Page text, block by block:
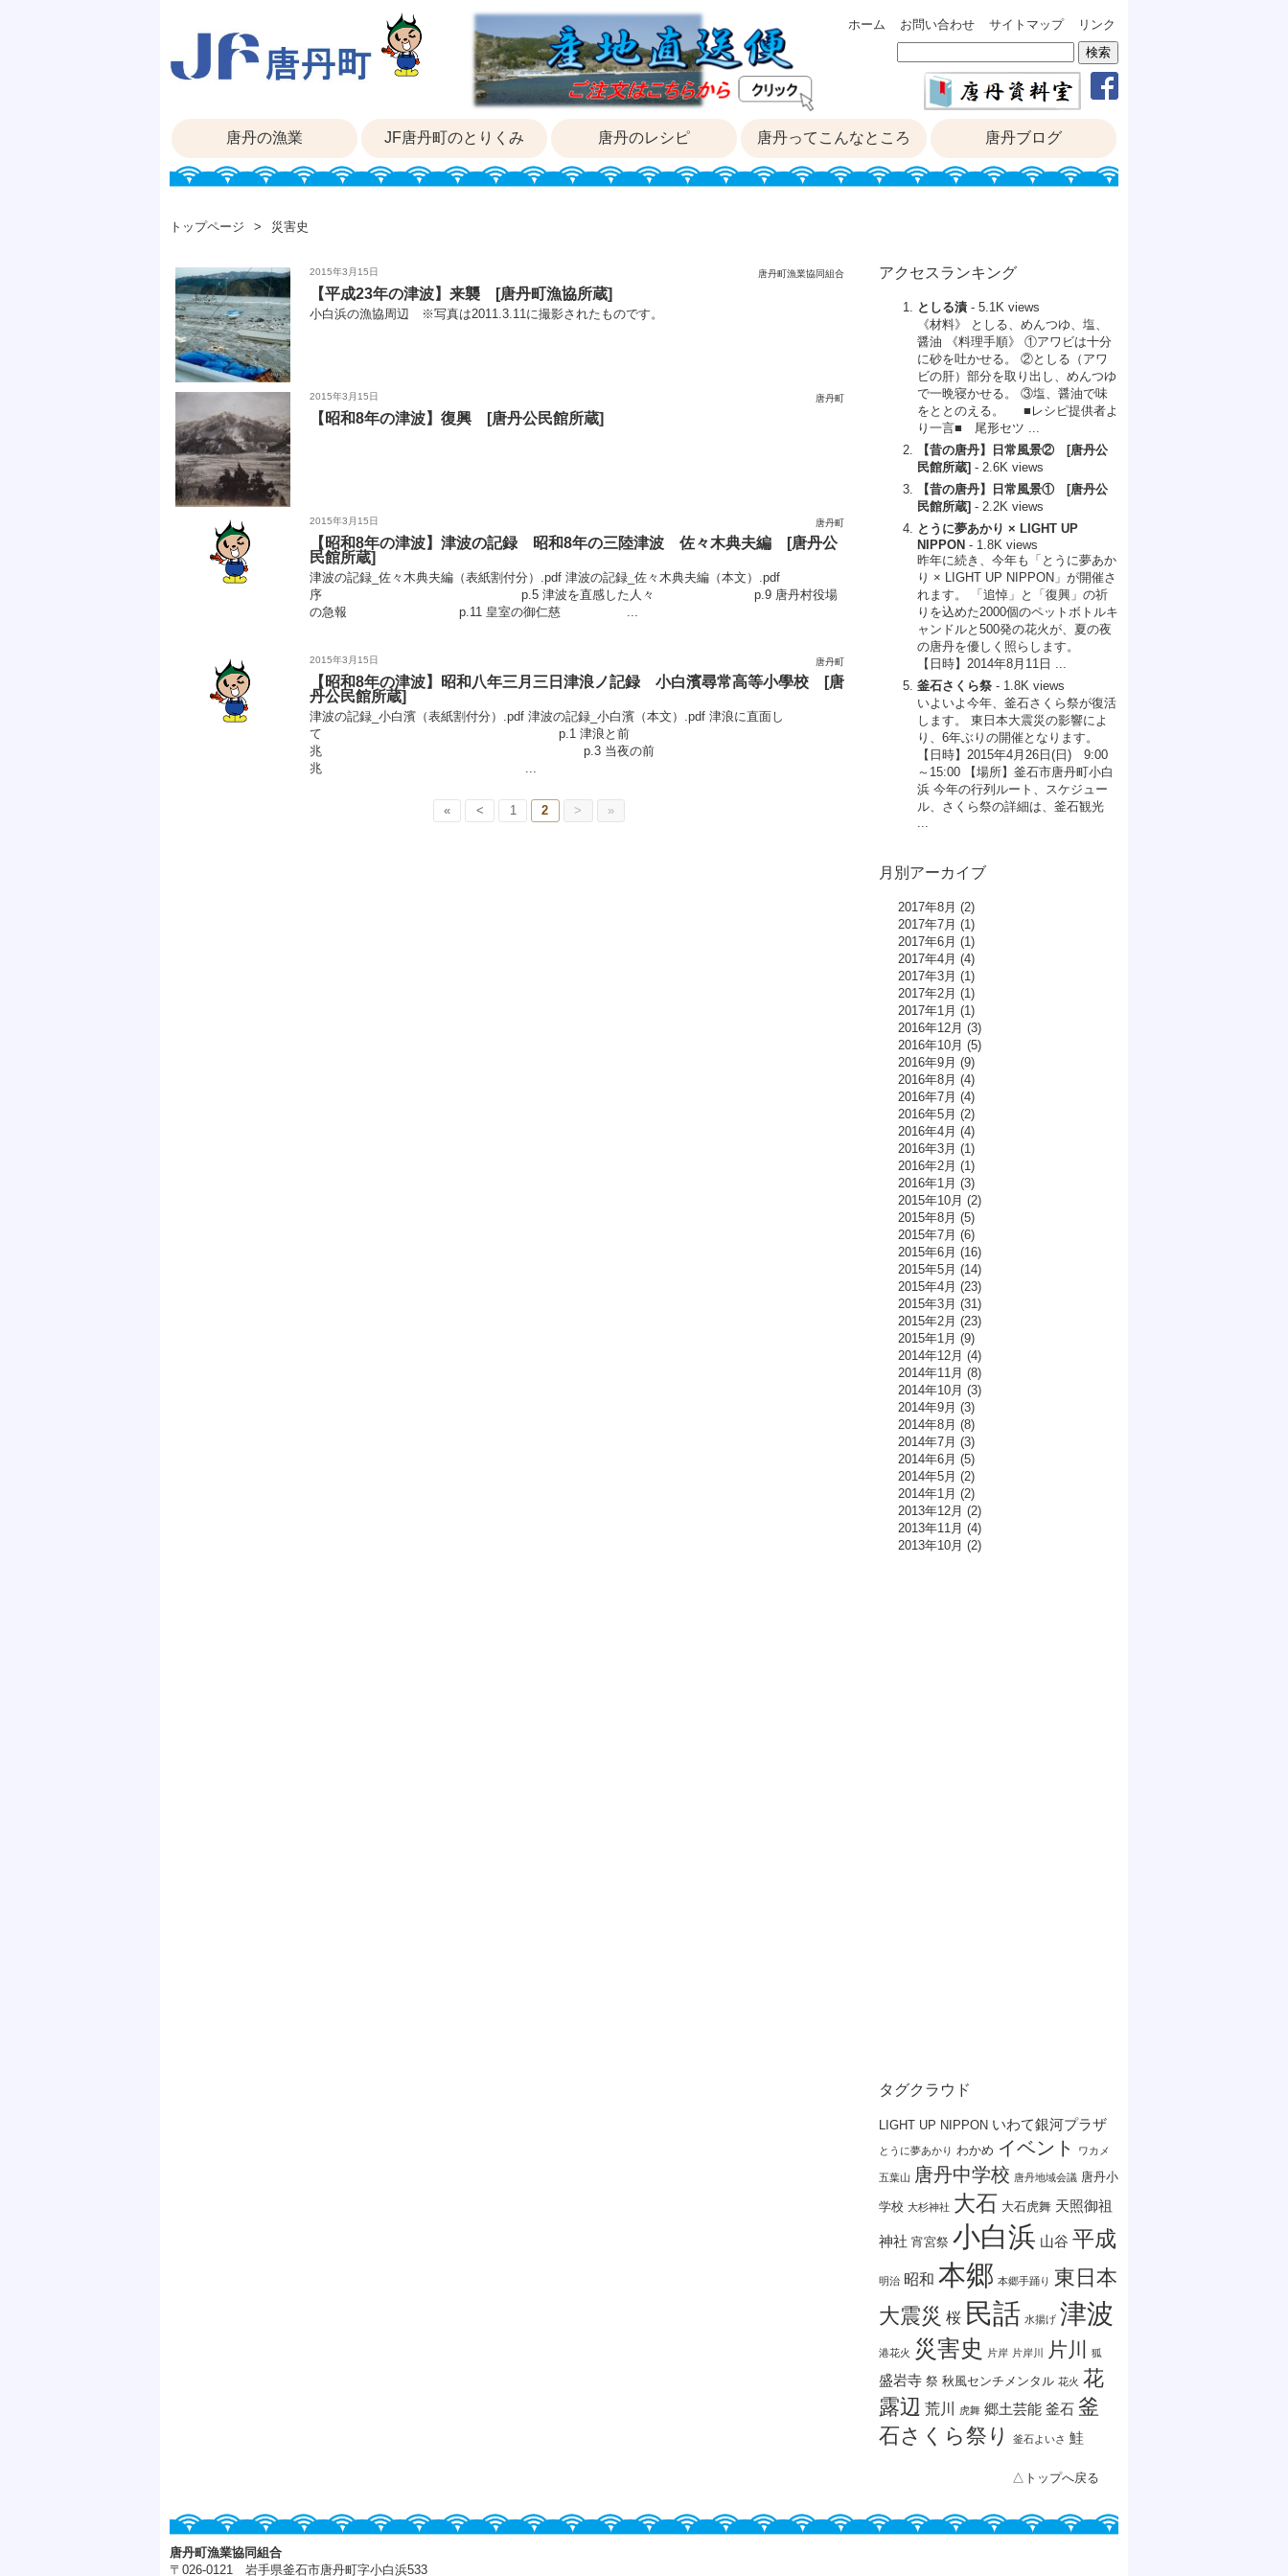
ホーム お問い合わせ サイトマップ リンク
唐丹の漁業 JF唐丹町のとりくみ 唐丹のレシピ 唐丹ってこんなところ 唐丹ブログ
トップページ 災害史
2015年3月15日 唐丹町漁業協同組合
【平成23年の津波】来襲 [唐丹町漁協所蔵]
小白浜の漁協周辺 ※写真は2011.3.11に撮影されたものです。
2015年3月15日 唐丹町
【昭和8年の津波】復興 [唐丹公民館所蔵]
2015年3月15日 唐丹町
【昭和8年の津波】津波の記録 昭和8年の三陸津波 佐々木典夫編 [唐丹公
民館所蔵]
津波の記録_佐々木典夫編（表紙割付分）.pdf 津波の記録_佐々木典夫編（本文）.pdf
序 p.5 津波を直感した人々 p.9 唐丹村役場
の急報 p.11 皇室の御仁慈 ...
2015年3月15日 唐丹町
【昭和8年の津波】昭和八年三月三日津浪ノ記録 小白濱尋常高等小學校 [唐
丹公民館所蔵]
津波の記録_小白濱（表紙割付分）.pdf 津波の記録_小白濱（本文）.pdf 津浪に直面し
て p.1 津浪と前
兆 p.3 当夜の前
兆 ...
« < 1 2 > »
アクセスランキング
としる漬 - 5.1K views
《材料》 としる、めんつゆ、塩、
醤油 《料理手順》 ①アワビは十分
に砂を吐かせる。 ②としる（アワ
ビの肝）部分を取り出し、めんつゆ
で一晩寝かせる。 ③塩、醤油で味
をととのえる。 ■レシピ提供者よ
り一言■ 尾形セツ ...
【昔の唐丹】日常風景② [唐丹公
民館所蔵] - 2.6K views
【昔の唐丹】日常風景① [唐丹公
民館所蔵] - 2.2K views
とうに夢あかり × LIGHT UP
NIPPON - 1.8K views
昨年に続き、今年も「とうに夢あか
り × LIGHT UP NIPPON」が開催さ
れます。 「追悼」と「復興」の祈
りを込めた2000個のペットボトルキ
ャンドルと500発の花火が、夏の夜
の唐丹を優しく照らします。
【日時】2014年8月11日 ...
釜石さくら祭 - 1.8K views
いよいよ今年、釜石さくら祭が復活
します。 東日本大震災の影響によ
り、6年ぶりの開催となります。
【日時】2015年4月26日(日) 9:00
～15:00 【場所】釜石市唐丹町小白
浜 今年の行列ルート、スケジュー
ル、さくら祭の詳細は、釜石観光
...
月別アーカイブ
2017年8月 (2)
2017年7月 (1)
2017年6月 (1)
2017年4月 (4)
2017年3月 (1)
2017年2月 (1)
2017年1月 (1)
2016年12月 (3)
2016年10月 (5)
2016年9月 (9)
2016年8月 (4)
2016年7月 (4)
2016年5月 (2)
2016年4月 (4)
2016年3月 (1)
2016年2月 (1)
2016年1月 (3)
2015年10月 (2)
2015年8月 (5)
2015年7月 (6)
2015年6月 (16)
2015年5月 (14)
2015年4月 (23)
2015年3月 (31)
2015年2月 (23)
2015年1月 (9)
2014年12月 (4)
2014年11月 (8)
2014年10月 (3)
2014年9月 (3)
2014年8月 (8)
2014年7月 (3)
2014年6月 (5)
2014年5月 (2)
2014年1月 (2)
2013年12月 (2)
2013年11月 (4)
2013年10月 (2)
タグクラウド
LIGHT UP NIPPON いわて銀河プラザ
とうに夢あかり わかめ イベント ワカメ
五葉山 唐丹中学校 唐丹地域会議 唐丹小
学校 大杉神社 大石 大石虎舞 天照御祖
神社 宵宮祭 小白浜 山谷 平成
明治 昭和 本郷 本郷手踊り 東日本
大震災 桜 民話 水揚げ 津波
港花火 災害史 片岸 片岸川 片川 狐
盛岩寺 祭 秋風センチメンタル 花火 花
露辺 荒川 虎舞 郷土芸能 釜石 釜
石さくら祭り
釜石よいさ 鮭
△トップへ戻る
唐丹町漁業協同組合
〒026-0121 岩手県釜石市唐丹町字小白浜533